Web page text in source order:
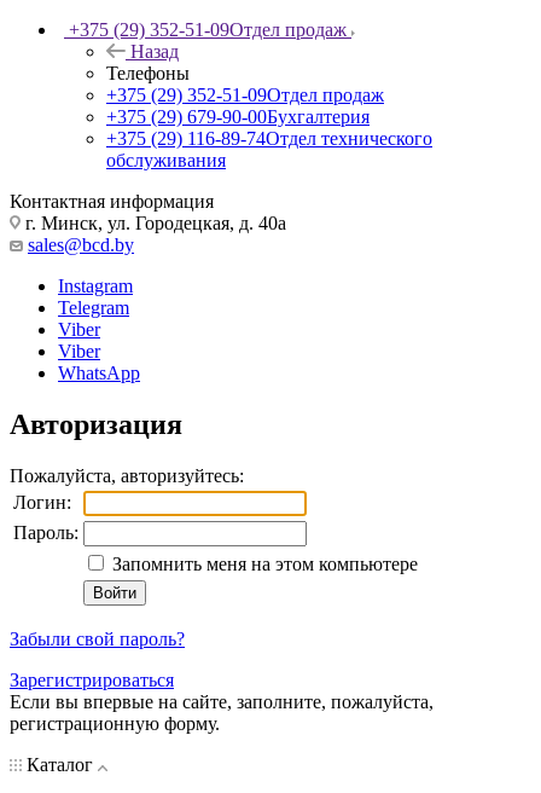
+375 (29) 352-51-09Отдел продаж
Назад
Телефоны
+375 (29) 352-51-09Отдел продаж
+375 (29) 679-90-00Бухгалтерия
+375 (29) 116-89-74Отдел технического
обслуживания
Контактная информация
г. Минск, ул. Городецкая, д. 40а
sales@bcd.by
Instagram
Telegram
Viber
Viber
WhatsApp
Авторизация
Пожалуйста, авторизуйтесь:
Логин:
Пароль:
Запомнить меня на этом компьютере
Забыли свой пароль?
Зарегистрироваться
Если вы впервые на сайте, заполните, пожалуйста,
регистрационную форму.
Каталог